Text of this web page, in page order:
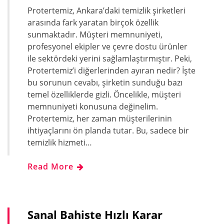
Protertemiz, Ankara’daki temizlik şirketleri
arasında fark yaratan birçok özellik
sunmaktadır. Müşteri memnuniyeti,
profesyonel ekipler ve çevre dostu ürünler
ile sektördeki yerini sağlamlaştırmıştır. Peki,
Protertemiz’i diğerlerinden ayıran nedir? İşte
bu sorunun cevabı, şirketin sunduğu bazı
temel özelliklerde gizli. Öncelikle, müşteri
memnuniyeti konusuna değinelim.
Protertemiz, her zaman müşterilerinin
ihtiyaçlarını ön planda tutar. Bu, sadece bir
temizlik hizmeti…
Read More
Sanal Bahiste Hızlı Karar